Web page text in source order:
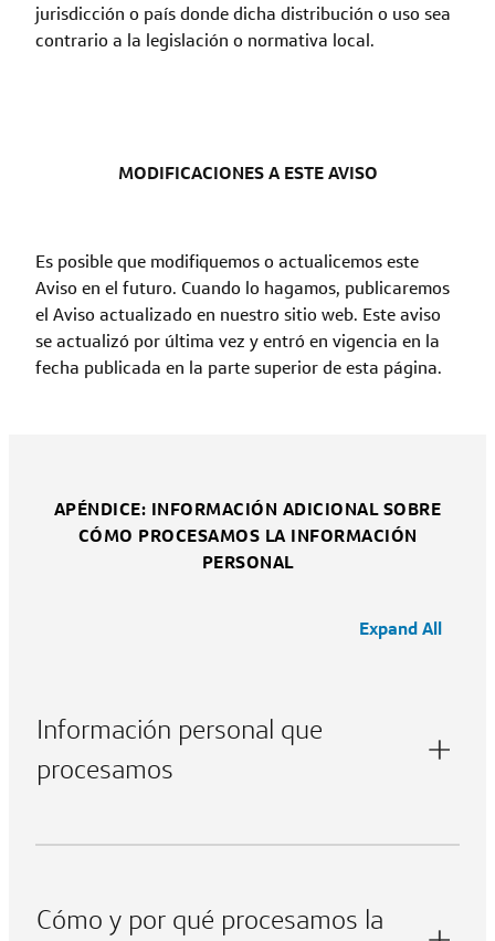
jurisdicción o país donde dicha distribución o uso sea
contrario a la legislación o normativa local.
MODIFICACIONES A ESTE AVISO
Es posible que modifiquemos o actualicemos este
Aviso en el futuro. Cuando lo hagamos, publicaremos
el Aviso actualizado en nuestro sitio web. Este aviso
se actualizó por última vez y entró en vigencia en la
fecha publicada en la parte superior de esta página.
APÉNDICE: INFORMACIÓN ADICIONAL SOBRE
CÓMO PROCESAMOS LA INFORMACIÓN
PERSONAL
Expand All
Información personal que
procesamos
Cómo y por qué procesamos la